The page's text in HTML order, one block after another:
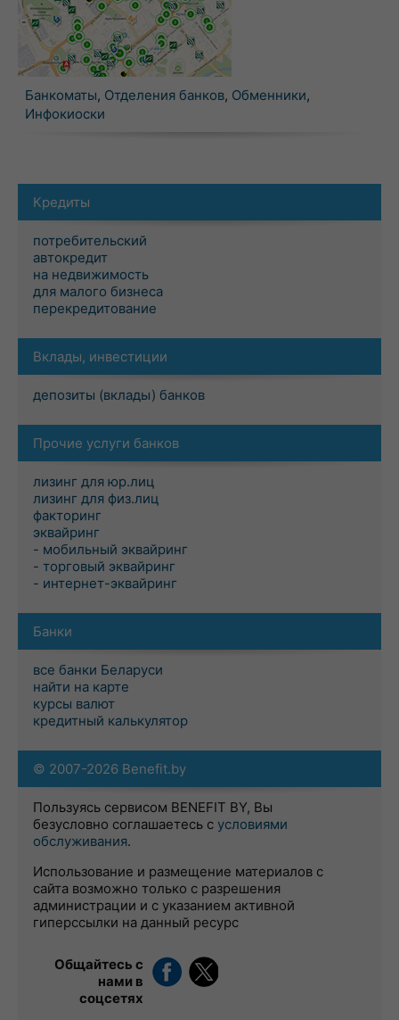
Банкоматы, Отделения банков, Обменники,
Инфокиоски
Кредиты
потребительский
автокредит
на недвижимость
для малого бизнеса
перекредитование
Вклады, инвестиции
депозиты (вклады) банков
Прочие услуги банков
лизинг для юр.лиц
лизинг для физ.лиц
факторинг
эквайринг
- мобильный эквайринг
- торговый эквайринг
- интернет-эквайринг
Банки
все банки Беларуси
найти на карте
курсы валют
кредитный калькулятор
© 2007-2026 Benefit.by
Пользуясь сервисом BENEFIT BY, Вы
безусловно соглашаетесь с условиями
обслуживания.
Использование и размещение материалов с
сайта возможно только с разрешения
администрации и с указанием активной
гиперссылки на данный ресурс
Общайтесь с
нами в
соцсетях